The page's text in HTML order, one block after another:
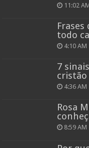
11:02
Frases
todo
4:10 AM
7
cristão
4:36 AM
Rosa
8:59 AM